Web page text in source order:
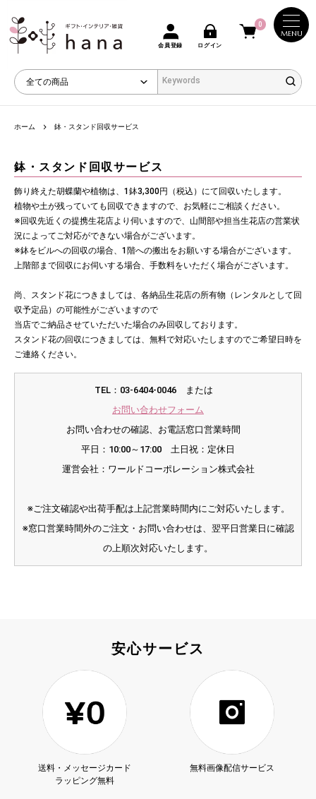
MENU
会員登録 ログイン
0
ホーム 鉢・スタンド回収サービス
鉢・スタンド回収サービス
飾り終えた胡蝶蘭や植物は、1鉢3,300円（税込）にて回収いたします。
植物や土が残っていても回収できますので、お気軽にご相談ください。
※回収先近くの提携生花店より伺いますので、山間部や担当生花店の営業状
況によってご対応ができない場合がございます。
※鉢をビルへの回収の場合、1階への搬出をお願いする場合がございます。
上階部まで回収にお伺いする場合、手数料をいただく場合がございます。
尚、スタンド花につきましては、各納品生花店の所有物（レンタルとして回
収予定品）の可能性がございますので
当店でご納品させていただいた場合のみ回収しております。
スタンド花の回収につきましては、無料で対応いたしますのでご希望日時を
ご連絡ください。
TEL：03-6404-0046 または
お問い合わせフォーム
お問い合わせの確認、お電話窓口営業時間
平日：10:00～17:00 土日祝：定休日
運営会社：ワールドコーポレーション株式会社
※ご注文確認や出荷手配は上記営業時間内にご対応いたします。
※窓口営業時間外のご注文・お問い合わせは、翌平日営業日に確認
の上順次対応いたします。
安心サービス
送料・メッセージカード
ラッピング無料
無料画像配信サービス